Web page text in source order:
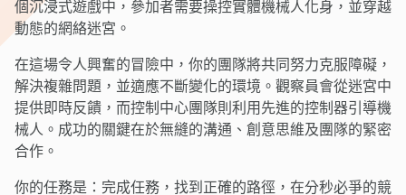
個沉浸式遊戲中，參加者需要操控實體機械人化身，並穿越
動態的網絡迷宮。
在這場令人興奮的冒險中，你的團隊將共同努力克服障礙，
解決複雜問題，並適應不斷變化的環境。觀察員會從迷宮中
提供即時反饋，而控制中心團隊則利用先進的控制器引導機
械人。成功的關鍵在於無縫的溝通、創意思維及團隊的緊密
合作。
你的任務是：完成任務，找到正確的路徑，在分秒必爭的競